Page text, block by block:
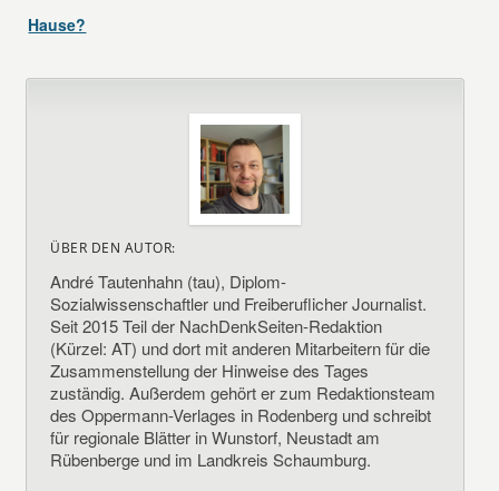
Hause?
ÜBER DEN AUTOR:
André Tautenhahn (tau), Diplom-
Sozialwissenschaftler und Freiberuflicher Journalist.
Seit 2015 Teil der NachDenkSeiten-Redaktion
(Kürzel: AT) und dort mit anderen Mitarbeitern für die
Zusammenstellung der Hinweise des Tages
zuständig. Außerdem gehört er zum Redaktionsteam
des Oppermann-Verlages in Rodenberg und schreibt
für regionale Blätter in Wunstorf, Neustadt am
Rübenberge und im Landkreis Schaumburg.